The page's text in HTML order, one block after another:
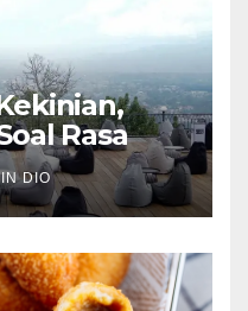
Rasa
DIO